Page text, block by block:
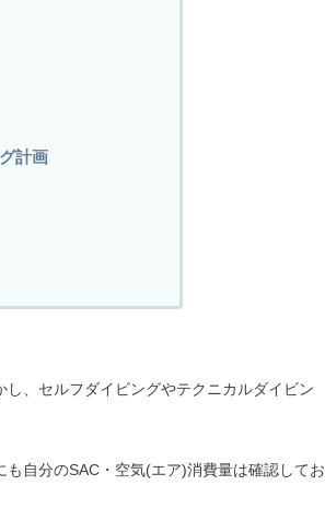
計画
、セルフダイビングやテクニカルダイビン
自分のSAC・空気(エア)消費量は確認してお